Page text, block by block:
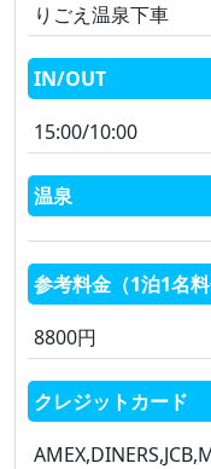
りごえ温泉下車
IN/OUT
15:00/10:00
温泉
参考料金（1泊1名料
8800円
クレジットカード